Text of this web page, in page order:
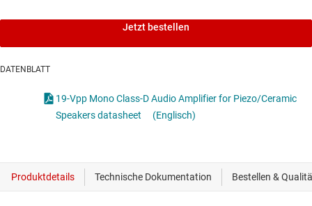
Jetzt bestellen
DATENBLATT
19-Vpp Mono Class-D Audio Amplifier for Piezo/Ceramic
Speakers datasheet
(Englisch)